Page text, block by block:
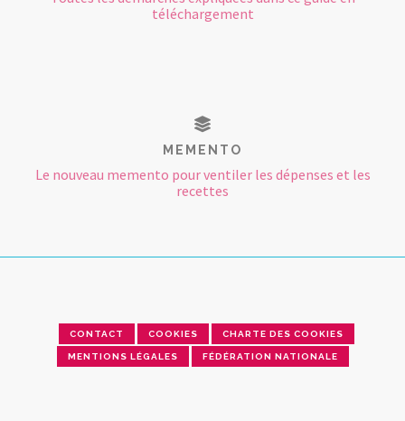
téléchargement
MEMENTO
Le nouveau memento pour ventiler les dépenses et les
recettes
CONTACT COOKIES CHARTE DES COOKIES
MENTIONS LÉGALES FÉDÉRATION NATIONALE